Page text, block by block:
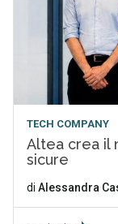
TECH COMPANY
Altea crea il
sicure
di Alessandra